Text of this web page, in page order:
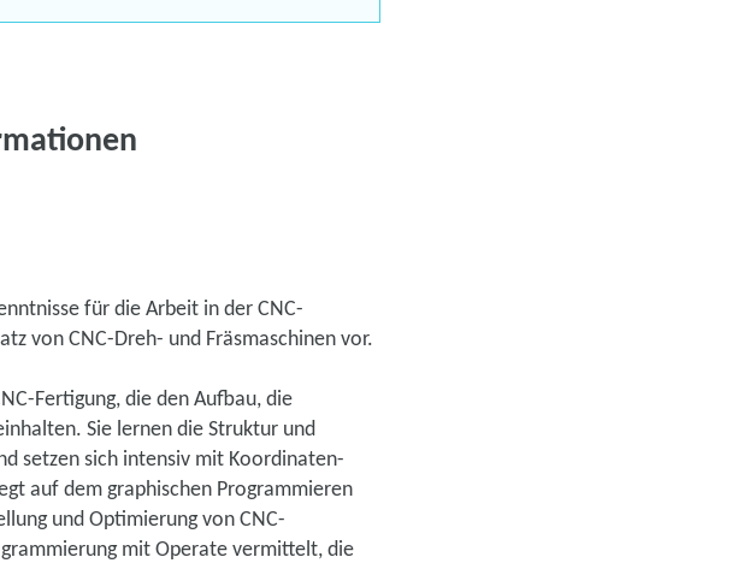
für die Arbeit in der CNC-
von CNC-Dreh- und Fräsmaschinen vor.
Fertigung, die den Aufbau, die
Sie lernen die Struktur und
setzen sich intensiv mit Koordinaten-
auf dem graphischen Programmieren
und Optimierung von CNC-
mit Operate vermittelt, die